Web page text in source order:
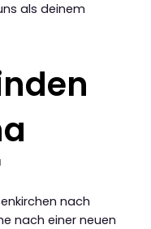
als deinem
nach
nach einer neuen